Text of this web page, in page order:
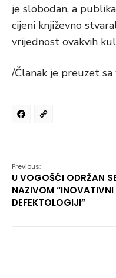
je slobodan, a
cijeni književno
vrijednost ovakvih
/Članak je preuzet
Facebook
Previous:
U VOGOŠĆI ODRŽAN
NAZIVOM “INOVATIVNI
DEFEKTOLOGIJI”